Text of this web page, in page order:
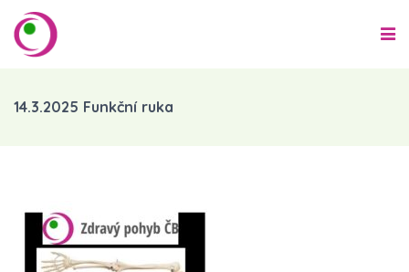
14.3.2025 Funkční ruka